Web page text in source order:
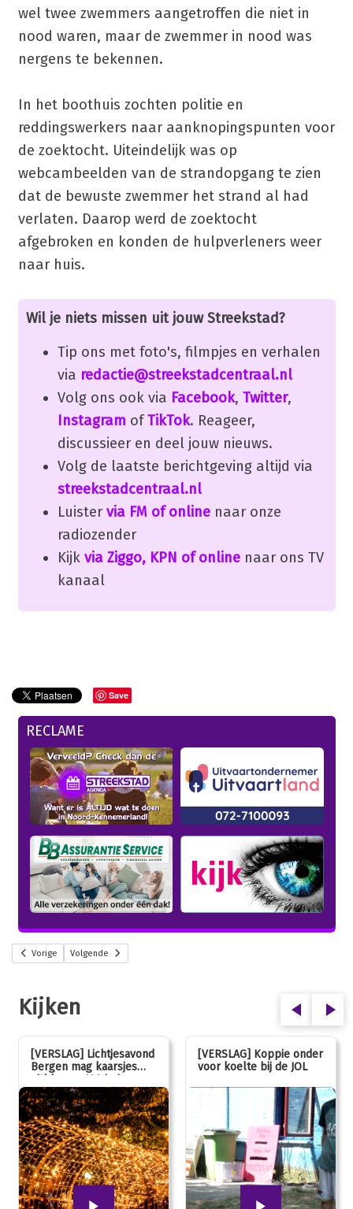
wel twee zwemmers aangetroffen die niet in
nood waren, maar de zwemmer in nood was
nergens te bekennen.
In het boothuis zochten politie en
reddingswerkers naar aanknopingspunten voor
de zoektocht. Uiteindelijk was op
webcambeelden van de strandopgang te zien
dat de bewuste zwemmer het strand al had
verlaten. Daarop werd de zoektocht
afgebroken en konden de hulpverleners weer
naar huis.
Wil je niets missen uit jouw Streekstad?
Tip ons met foto's, filmpjes en verhalen
via redactie@streekstadcentraal.nl
Volg ons ook via Facebook, Twitter,
Instagram ofTikTok. Reageer,
discussieer en deel jouw nieuws.
Volg de laatste berichtgeving altijd via
streekstadcentraal.nl
Luister via FM of onlinenaar onze
radiozender
Kijk via Ziggo, KPN of onlinenaar ons TV
kanaal
Save
RECLAME
Vorige Volgende
Kijken
[VERSLAG] Lichtjesavond
Bergen mag kaarsjes
uitblazen: 100 jarig
jubileum!
[VERSLAG] Koppie onder
voor koelte bij de JOL